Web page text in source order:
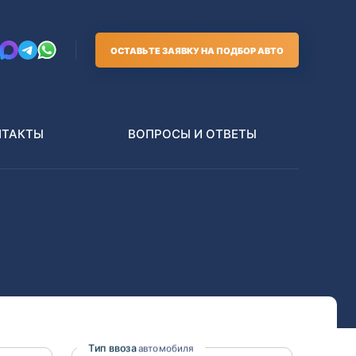
ОСТАВЬТЕ ЗАЯВКУ НА ПОДБОР АВТО
Toyota
ВОПРОСЫ И ОТВЕТЫ
Тип ввозаавтомобиля